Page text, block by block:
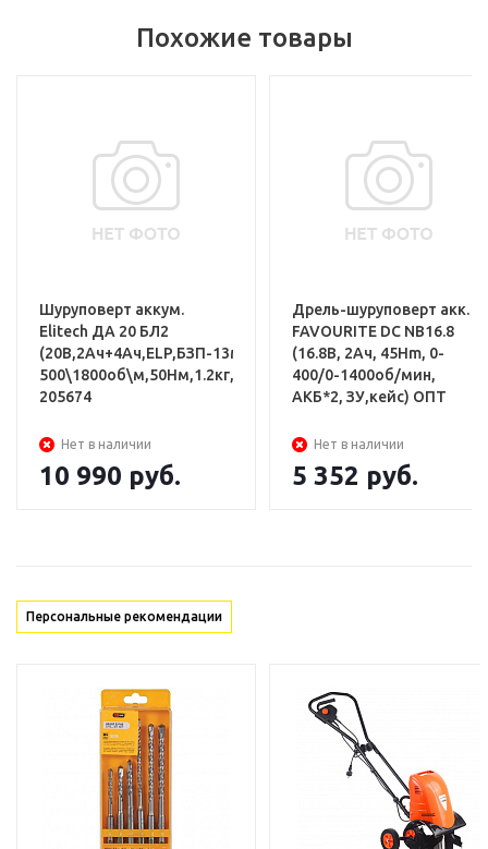
Аккумуляторная дрель
Аккумулятор 4 Ач 2 шт.,Зарядное
устройство
Паспорт
Похожие товары
Шуруповерт аккум.
Elitech ДА 20 БЛ2
(20В,2Ач+4Ач,ELP,БЗП-13мм,0-
500\1800об\м,50Нм,1.2кг,чем)
205674
Нет в наличии
10 990 руб.
Дрель-шуруповерт акк.
FAVOURITE DC NB16.8
(16.8В, 2Ач, 45Hm, 0-
400/0-1400об/мин,
АКБ*2, ЗУ,кейс) ОПТ
Нет в наличии
5 352 руб.
Персональные рекомендации